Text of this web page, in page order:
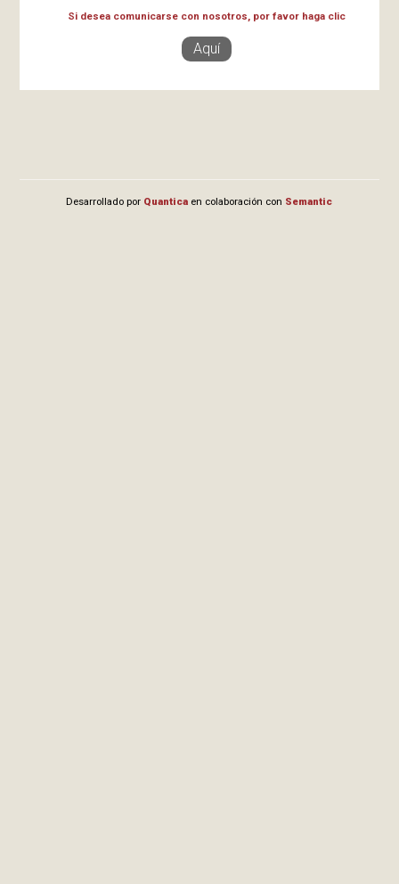
Si desea comunicarse con nosotros, por favor haga clic
Aquí
Desarrollado por Quantica en colaboración con Semantic